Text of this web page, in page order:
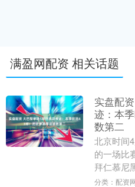
满盈网配资 相关话题
实盘配
迹：本
数第二
北京时间
的一场比
拜仁慕尼
比赛，同
分类：配资